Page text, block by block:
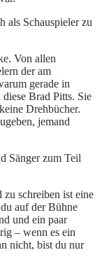
als Schauspieler zu
Von allen
der am
gerade in
Brad Pitts. Sie
Drehbücher.
jemand
Sänger zum Teil
schreiben ist eine
auf der Bühne
und ein paar
– wenn es ein
nicht, bist du nur